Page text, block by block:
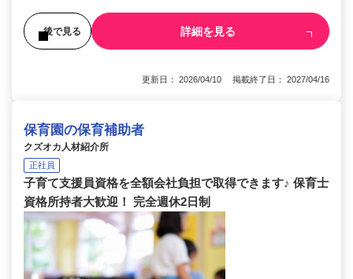
後で見る 詳細を見る
更新日： 2026/04/10 掲載終了日： 2027/04/16
保育園の保育補助者
クズオカ人材紹介所
正社員
子育て支援員資格を全額会社負担で取得できます♪ 保育士
資格所持者大歓迎！ 完全週休2日制